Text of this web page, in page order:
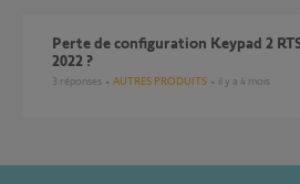
Perte de configuration Keypad 2 RTS - Bug connu série
2022 ?
3 réponses AUTRES PRODUITS il y a 4 mois